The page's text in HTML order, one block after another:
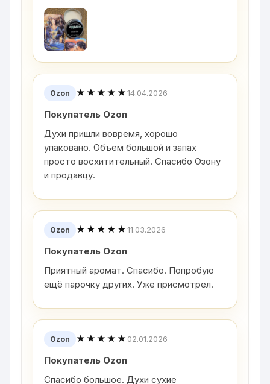
Ozon ★★★★★14.04.2026
Покупатель Ozon
Духи пришли вовремя, хорошо
упаковано. Объем большой и запах
просто восхитительный. Спасибо Озону
и продавцу.
Ozon ★★★★★11.03.2026
Покупатель Ozon
Приятный аромат. Спасибо. Попробую
ещё парочку других. Уже присмотрел.
Ozon ★★★★★ 02.01.2026
Покупатель Ozon
Спасибо большое. Духи сухие